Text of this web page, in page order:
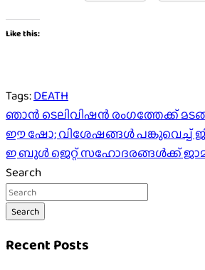
Like this:
Tags:DEATH
Post
navigation
ഞാന്‍ ടെലിവിഷന്‍ രംഗത്തേക്ക്
ഈ ഷോ; വിശേഷങ്ങള്‍ പങ്കുവെച്ച്
ഇ ബുൾ ജെറ്റ് സഹോദരങ്ങൾക്ക്
Search
Search
Recent Posts